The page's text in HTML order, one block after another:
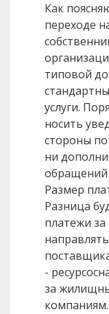
Как
переходе
типовой
услуги.
носить
стороны
ни
Размер
Разница
платежи за
-
за
компаниям.